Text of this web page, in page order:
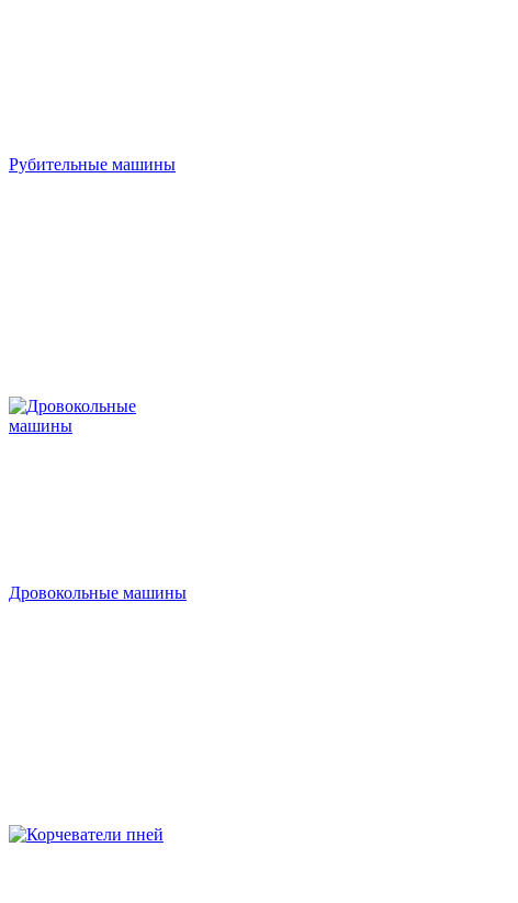
Рубительные машины
Дровокольные машины